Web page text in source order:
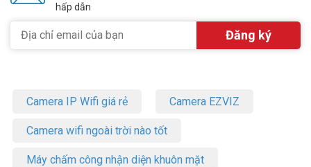
hấp dẫn
Camera IP Wifi giá rẻ Camera EZVIZ
Camera wifi ngoài trời nào tốt
Máy chấm công nhận diện khuôn mặt